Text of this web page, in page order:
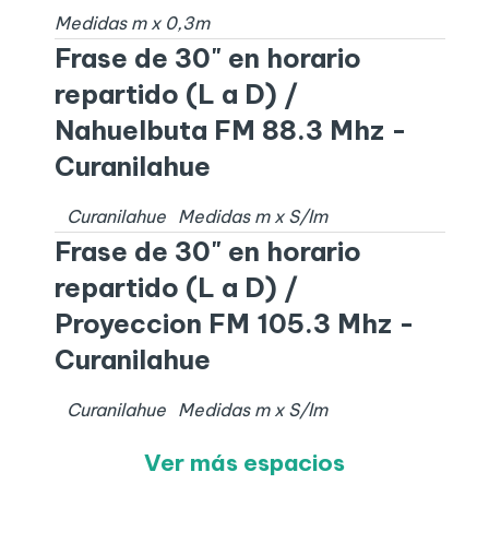
Medidas m x 0,3m
Frase de 30" en horario
repartido (L a D) /
Nahuelbuta FM 88.3 Mhz -
Curanilahue
Curanilahue Medidas m x S/Im
Frase de 30" en horario
repartido (L a D) /
Proyeccion FM 105.3 Mhz -
Curanilahue
Curanilahue Medidas m x S/Im
Ver más espacios